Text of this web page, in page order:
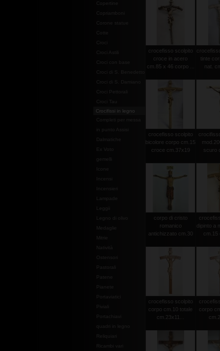
Copertine
Copriamboni
Corone statue
Cotte
Croci
Croci Astili
Croci con base
Croci di S. Benedetto
Croci di S. Damiano
Croci Pettorali
Croci Tau
Crocifissi in legno
Completi per messa
in punto Assisi
Dalmatiche
Ex Voto
gemelli
Leggii
Legno di olivo
Medaglie
Mitrie
Natività
Ostensori
Pastorali
Patene
Pianete
Portaviatici
Piviali
Portachiavi
quadri in legno
Reliquiari
Ricambi vari
crocefisso scolpito
croce in acero
cm.85 x 46 corpo ...
tinte
nat.
crocefisso scolpito
bicolore corpo cm.15
croce cm.37x19
scuro
corpo di cristo
romanico
antichizzato cm.30
dipinto a
cm.15
crocefisso scolpito
corpo cm.10 totale
cm.23x11...
corpo